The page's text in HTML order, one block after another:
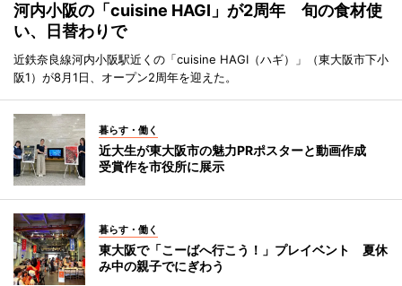
河内小阪の「cuisine HAGI」が2周年 旬の食材使
い、日替わりで
近鉄奈良線河内小阪駅近くの「cuisine HAGI（ハギ）」（東大阪市下小
阪1）が8月1日、オープン2周年を迎えた。
暮らす・働く
近大生が東大阪市の魅力PRポスターと動画作成
受賞作を市役所に展示
暮らす・働く
東大阪で「こーばへ行こう！」プレイベント 夏休
み中の親子でにぎわう